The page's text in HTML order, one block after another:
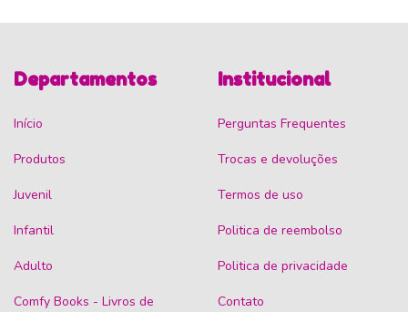
Departamentos
Início
Produtos
Juvenil
Infantil
Adulto
Comfy Books - Livros de
Institucional
Perguntas Frequentes
Trocas e devoluções
Termos de uso
Politica de reembolso
Politica de privacidade
Contato